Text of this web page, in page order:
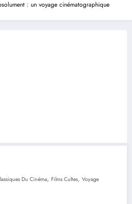
: un voyage cinématographique
Du Cinéma, Films Cultes, Voyage